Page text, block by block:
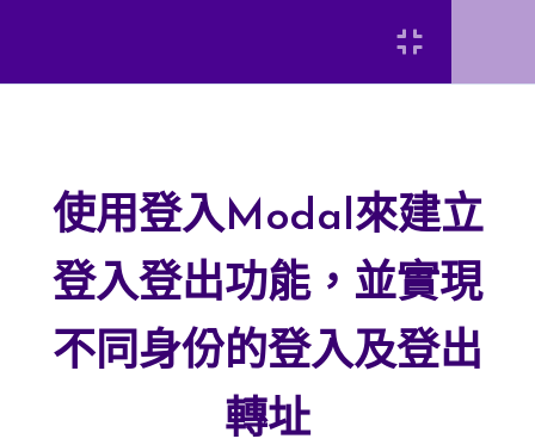
Login
入登出功能，並實現不同
身份的登入及登出轉址
抓取購物車的商品資料
(名稱、單價、數量、小
計)並用smtpJS.com送出
使用登入Modal來建立
登入登出功能，並實現
不同身份的登入及登出
轉址
[INSERT_ELEMENTOR id=”8920″]
弘光科技大學 智慧科技應用系 陳富國